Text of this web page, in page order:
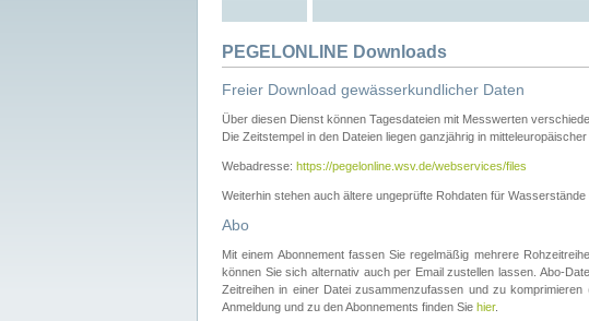
PEGELONLINE Downloads
Freier Download gewässerkundlicher Daten
Über diesen Dienst können Tagesdateien mit Messwerten
Die Zeitstempel in den Dateien liegen ganzjährig in mitteleuropäischer
Webadresse: https://pegelonline.wsv.de/webservices/files
Weiterhin stehen auch ältere ungeprüfte Rohdaten für
Abo
Mit einem Abonnement fassen Sie regelmäßig mehrere
können Sie sich alternativ auch per Email zustellen lassen. Abo-
Zeitreihen in einer Datei zusammenzufassen und zu
Anmeldung und zu den Abonnements finden Sie hier.